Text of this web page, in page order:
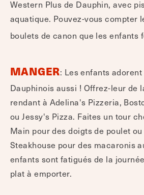
Western Plus de Dauphin, avec
aquatique. Pouvez-vous compter
boulets de canon que les enfants
MANGER: Les enfants
Dauphinois aussi ! Offrez-leur de
rendant à Adelina's Pizzeria,
ou Jessy's Pizza. Faites un tour
Main pour des doigts de poulet
Steakhouse pour des macaronis
enfants sont fatigués de la
plat à emporter.